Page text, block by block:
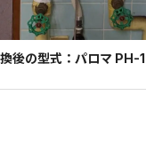
後の型式：パロマ PH-